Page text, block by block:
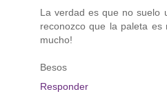
La verdad es que no suelo
reconozco que la paleta es
mucho!
Besos
Responder